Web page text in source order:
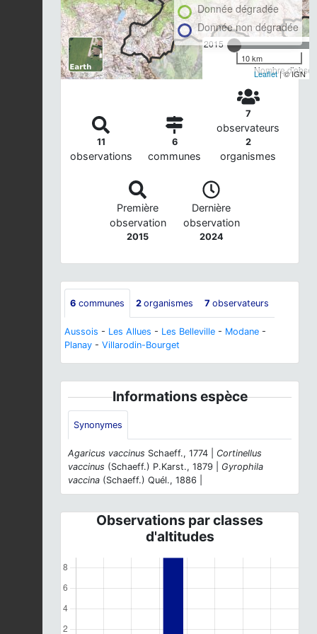
2015
Nombre
Donnée dégradée
Donnée non dégradée
10 km
Leaflet| © IGN
11
observations
6
communes
7
observateurs
2
organismes
Première
observation
2015
Dernière
observation
2024
6 communes 2 organismes 7 observateurs
Aussois - Les Allues - Les Belleville - Modane -
Planay - Villarodin-Bourget
Informations espèce
Synonymes
Agaricus vaccinus Schaeff., 1774 | Cortinellus
vaccinus (Schaeff.) P.Karst., 1879 | Gyrophila
vaccina (Schaeff.) Quél., 1886 |
Observations par classes
d'altitudes